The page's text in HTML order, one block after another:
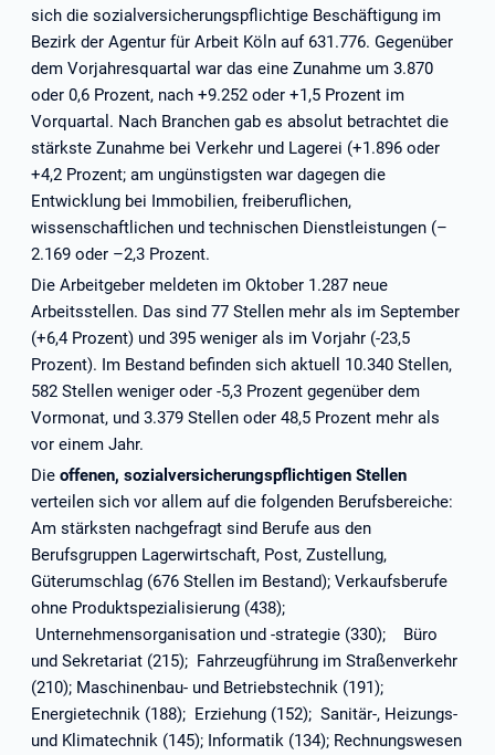
sich die sozialversicherungspflichtige Beschäftigung im
Bezirk der Agentur für Arbeit Köln auf 631.776. Gegenüber
dem Vorjahresquartal war das eine Zunahme um 3.870
oder 0,6 Prozent, nach +9.252 oder +1,5 Prozent im
Vorquartal. Nach Branchen gab es absolut betrachtet die
stärkste Zunahme bei Verkehr und Lagerei (+1.896 oder
+4,2 Prozent; am ungünstigsten war dagegen die
Entwicklung bei Immobilien, freiberuflichen,
wissenschaftlichen und technischen Dienstleistungen (–
2.169 oder –2,3 Prozent.
Die Arbeitgeber meldeten im Oktober 1.287 neue
Arbeitsstellen. Das sind 77 Stellen mehr als im September
(+6,4 Prozent) und 395 weniger als im Vorjahr (-23,5
Prozent). Im Bestand befinden sich aktuell 10.340 Stellen,
582 Stellen weniger oder -5,3 Prozent gegenüber dem
Vormonat, und 3.379 Stellen oder 48,5 Prozent mehr als
vor einem Jahr.
Die offenen, sozialversicherungspflichtigen Stellen
verteilen sich vor allem auf die folgenden Berufsbereiche:
Am stärksten nachgefragt sind Berufe aus den
Berufsgruppen Lagerwirtschaft, Post, Zustellung,
Güterumschlag (676 Stellen im Bestand); Verkaufsberufe
ohne Produktspezialisierung (438);
Unternehmensorganisation und -strategie (330); Büro
und Sekretariat (215); Fahrzeugführung im Straßenverkehr
(210); Maschinenbau- und Betriebstechnik (191);
Energietechnik (188); Erziehung (152); Sanitär-, Heizungs-
und Klimatechnik (145); Informatik (134); Rechnungswesen